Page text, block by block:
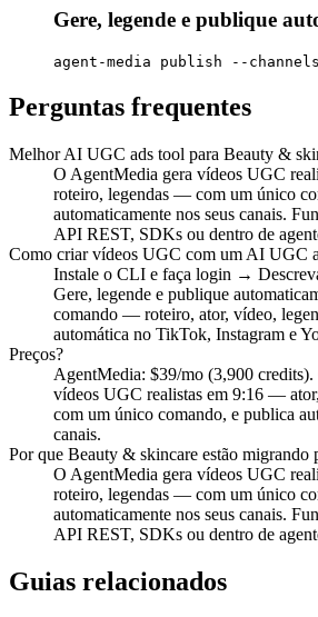
Gere, legende e publique
agent-media publish --
Perguntas frequentes
Melhor AI UGC ads tool para Beauty &
O AgentMedia gera vídeos UGC
roteiro, legendas — com um único
automaticamente nos seus canais.
API REST, SDKs ou dentro de
Como criar vídeos UGC com um AI UGC
Instale o CLI e faça login →
Gere, legende e publique
comando — roteiro, ator, vídeo,
automática no TikTok, Instagram e
Preços?
AgentMedia: $39/mo (3,900
vídeos UGC realistas em 9:16 —
com um único comando, e publica
canais.
Por que Beauty & skincare estão migrando
O AgentMedia gera vídeos UGC
roteiro, legendas — com um único
automaticamente nos seus canais.
API REST, SDKs ou dentro de
Guias relacionados